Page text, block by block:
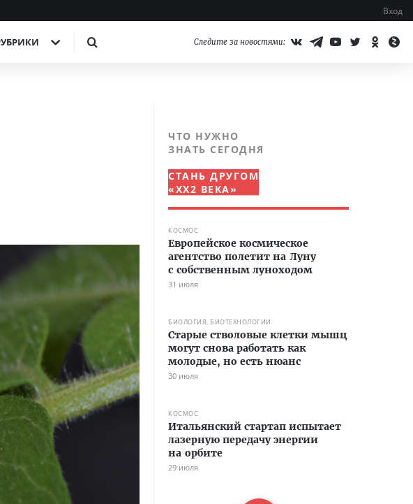
Вход
Следите за новостями:
ЧТО НУЖНО
ЗНАТЬ СЕГОДНЯ
СТАНЬ ДРУГОМ
«XX2 ВЕКА»
КОСМОС
Европейское космическое
агентство полетит на Луну
с собственным луноходом
31 июля
БИОЛОГИЯ, БИОТЕХНОЛОГИИ
Старые стволовые клетки мышц
могут снова работать как
молодые, но есть нюанс
30 июля
КОСМОС
Итальянский стартап испытает
лазерную передачу энергии
на орбите
29 июля